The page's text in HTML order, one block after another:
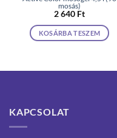
mosás)
2 640 Ft
KOSÁRBA TESZEM
KAPCSOLAT